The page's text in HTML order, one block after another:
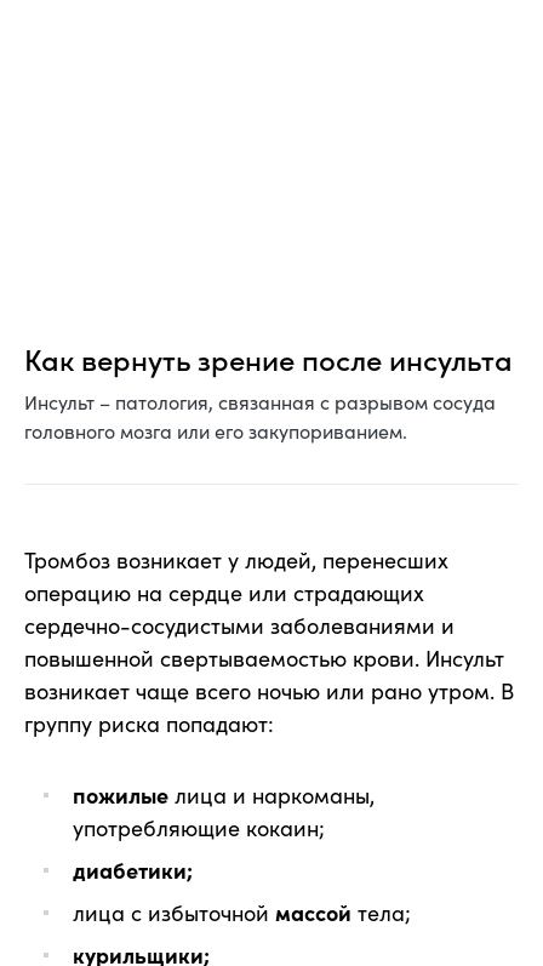
Как вернуть зрение после инсульта
Инсульт – патология, связанная с разрывом сосуда
головного мозга или его закупориванием.
Тромбоз возникает у людей, перенесших
операцию на сердце или страдающих
сердечно-сосудистыми заболеваниями и
повышенной свертываемостью крови. Инсульт
возникает чаще всего ночью или рано утром. В
группу риска попадают:
пожилые лица и наркоманы,
употребляющие кокаин;
диабетики;
лица с избыточной массой тела;
курильщики;